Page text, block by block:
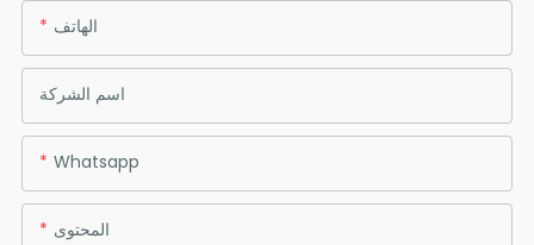
الهاتف
اسم الشركة
Whatsapp
المحتوى